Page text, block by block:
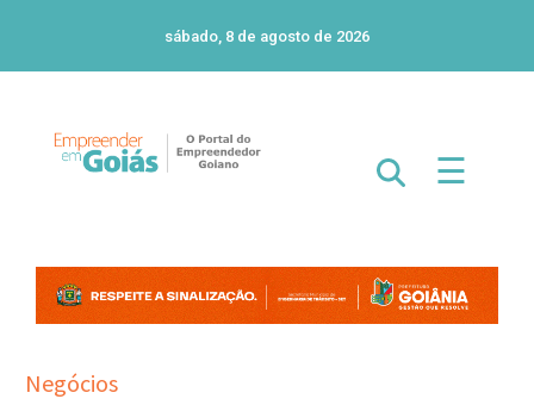
sábado, 8 de agosto de 2026
☰
Negócios